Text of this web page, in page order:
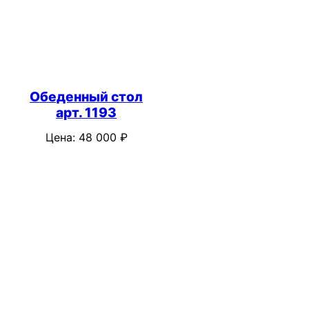
Обеденный стол
арт. 1193
Цена: 48 000 ₽